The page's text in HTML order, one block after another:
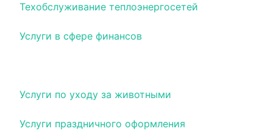
Техобслуживание теплоэнергосетей
Услуги в сфере финансов
Услуги по уходу за животными
Услуги праздничного оформления